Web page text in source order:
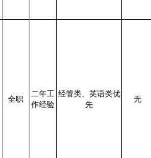
全职
二年工
作经验
经管类、英语类优
先
无